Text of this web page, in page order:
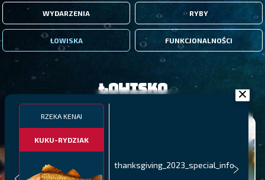
WYDARZENIA RYBY
ŁOWISKA FUNKCJONALNOŚCI
RZEKA KENAI
KUKU-RYDZIAK
thanksgiving_2023_special_info
Łowisko